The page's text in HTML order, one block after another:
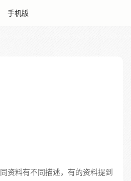
手机版
资料有不同描述，有的资料提到